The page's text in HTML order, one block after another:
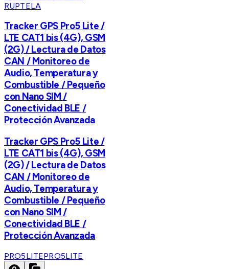
RUPTELA
Tracker GPS Pro5 Lite /
LTE CAT1 bis (4G), GSM
(2G) / Lectura de Datos
CAN / Monitoreo de
Audio, Temperatura y
Combustible / Pequeño
con Nano SIM /
Conectividad BLE /
Protección Avanzada
Tracker GPS Pro5 Lite /
LTE CAT1 bis (4G), GSM
(2G) / Lectura de Datos
CAN / Monitoreo de
Audio, Temperatura y
Combustible / Pequeño
con Nano SIM /
Conectividad BLE /
Protección Avanzada
PRO5LITEPRO5LITE